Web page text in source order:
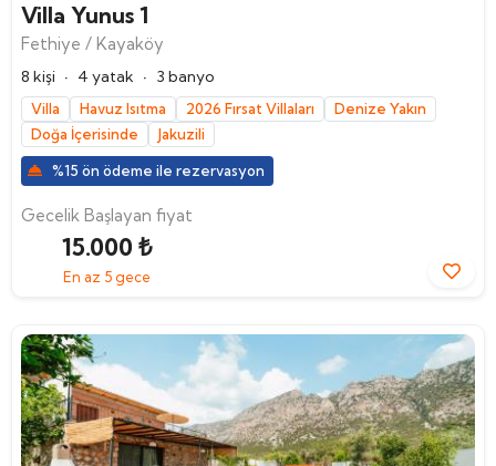
Villa Yunus 1
Fethiye / Kayaköy
8 kişi · 4 yatak · 3 banyo
Villa Havuz Isıtma 2026 Fırsat Villaları
Denize Yakın
Doğa İçerisinde
Jakuzili
%15 ön ödeme ile rezervasyon
Gecelik Başlayan fiyat
15.000 ₺
En az 5 gece